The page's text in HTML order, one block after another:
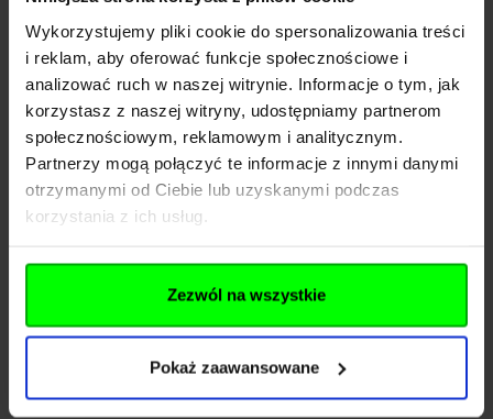
Wykorzystujemy pliki cookie do spersonalizowania treści
i reklam, aby oferować funkcje społecznościowe i
analizować ruch w naszej witrynie. Informacje o tym, jak
korzystasz z naszej witryny, udostępniamy partnerom
społecznościowym, reklamowym i analitycznym.
Partnerzy mogą połączyć te informacje z innymi danymi
otrzymanymi od Ciebie lub uzyskanymi podczas
korzystania z ich usług.
Zezwól na wszystkie
Pokaż zaawansowane
EAN
5902543440082
Producent
GFC TACTICAL
Producent
Nazwa
Kraj
Polska
ul. Jana Długosza 42-46
Miasto
Wrocław